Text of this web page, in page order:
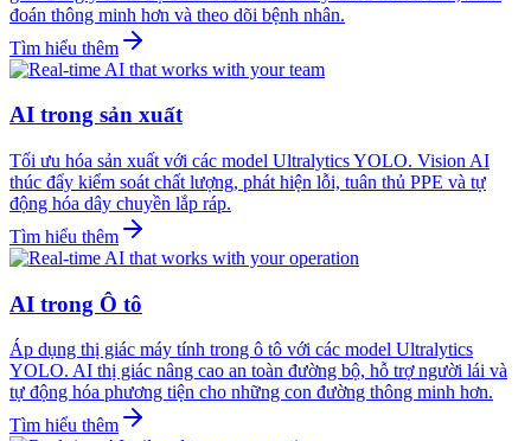
đoán thông minh hơn và theo dõi bệnh nhân.
Tìm hiểu thêm
AI trong sản xuất
Tối ưu hóa sản xuất với các model Ultralytics YOLO. Vision AI
thúc đẩy kiểm soát chất lượng, phát hiện lỗi, tuân thủ PPE và tự
động hóa dây chuyền lắp ráp.
Tìm hiểu thêm
AI trong Ô tô
Áp dụng thị giác máy tính trong ô tô với các model Ultralytics
YOLO. AI thị giác nâng cao an toàn đường bộ, hỗ trợ người lái và
tự động hóa phương tiện cho những con đường thông minh hơn.
Tìm hiểu thêm